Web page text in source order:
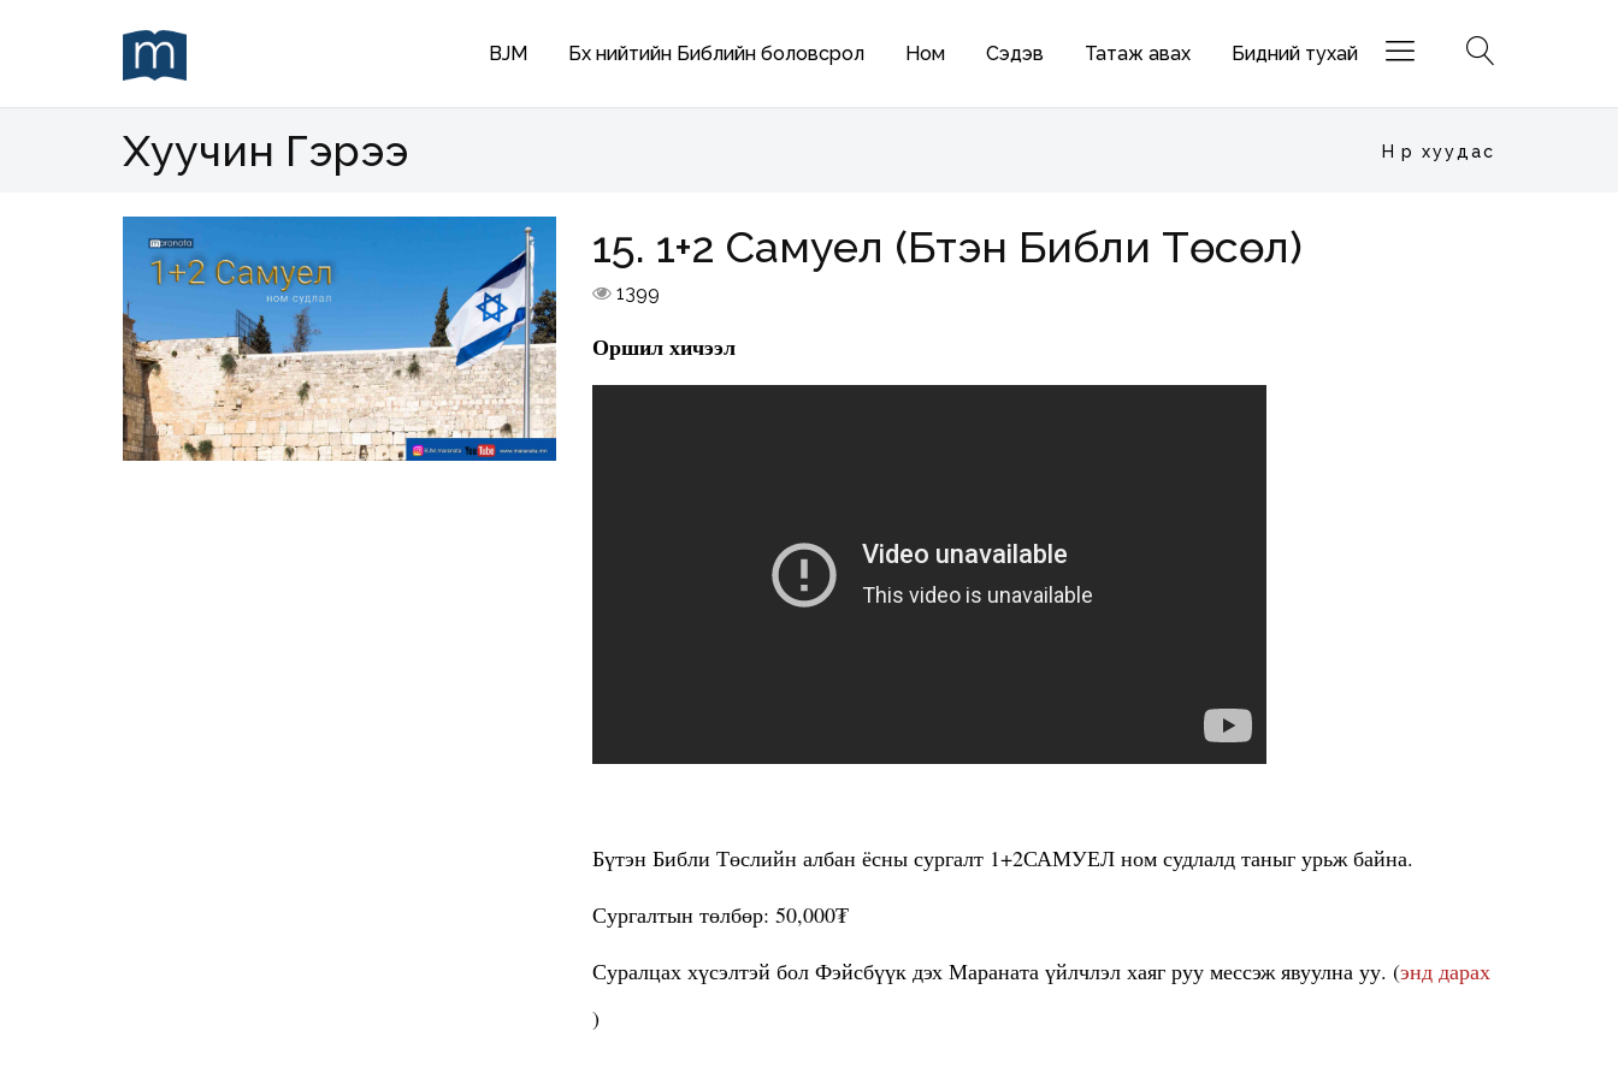
BJM Бүх нийтийн Библийн боловсрол Ном Сэдэв Татаж авах Бидний тухай
Хуучин Гэрээ Нүүр хуудас
15. 1+2 Самуел (Бүтэн Библи Төсөл)
1399
Оршил хичээл
Бүтэн Библи Төслийн албан ёсны сургалт 1+2САМУЕЛ ном судлалд таныг урьж байна.
Сургалтын төлбөр: 50,000₮
Суралцах хүсэлтэй бол Фэйсбүүк дэх Мараната үйлчлэл хаяг руу мессэж явуулна уу. (энд дарах
)